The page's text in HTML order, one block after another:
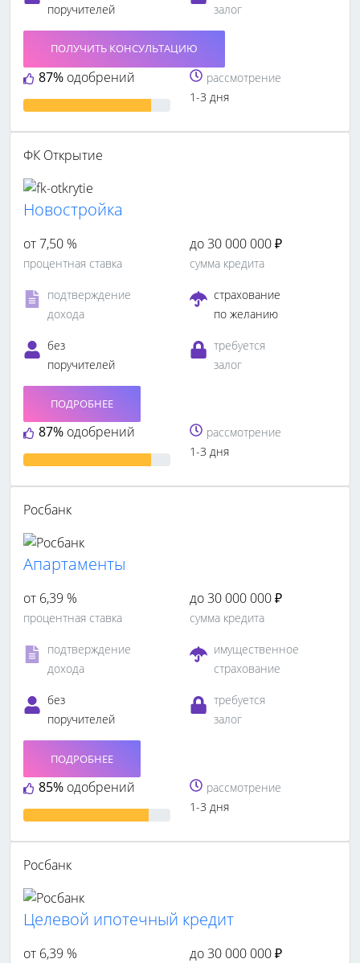
поручителей
залог
87% одобрений
ПОЛУЧИТЬ КОНСУЛЬТАЦИЮ
рассмотрение
1-3 дня
ФК Открытие
Новостройка
от 7,50 %
процентная ставка
до 30 000 000 ₽
сумма кредита
подтверждение
дохода
страхование
по желанию
без
поручителей
требуется
залог
87% одобрений
ПОДРОБНЕЕ
рассмотрение
1-3 дня
Росбанк
Апартаменты
от 6,39 %
процентная ставка
до 30 000 000 ₽
сумма кредита
подтверждение
дохода
имущественное
страхование
без
поручителей
требуется
залог
85% одобрений
ПОДРОБНЕЕ
рассмотрение
1-3 дня
Росбанк
Целевой ипотечный кредит
от 6,39 % до 30 000 000 ₽